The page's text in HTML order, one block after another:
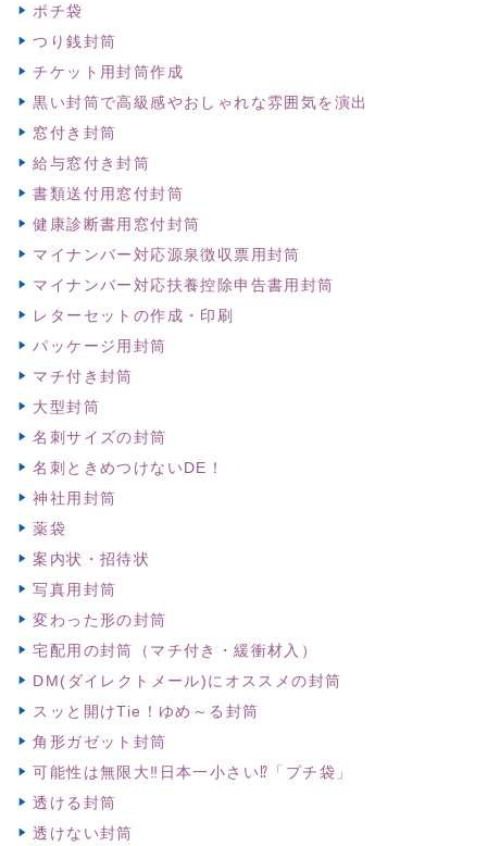
ポチ袋
つり銭封筒
チケット用封筒作成
黒い封筒で高級感やおしゃれな雰囲気を演出
窓付き封筒
給与窓付き封筒
書類送付用窓付封筒
健康診断書用窓付封筒
マイナンバー対応源泉徴収票用封筒
マイナンバー対応扶養控除申告書用封筒
レターセットの作成・印刷
パッケージ用封筒
マチ付き封筒
大型封筒
名刺サイズの封筒
名刺ときめつけないDE！
神社用封筒
薬袋
案内状・招待状
写真用封筒
変わった形の封筒
宅配用の封筒（マチ付き・緩衝材入）
DM(ダイレクトメール)にオススメの封筒
スッと開けTie！ゆめ～る封筒
角形ガゼット封筒
可能性は無限大‼日本一小さい⁉「プチ袋」
透ける封筒
透けない封筒